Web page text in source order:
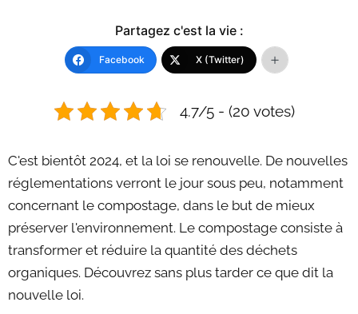
Partagez c'est la vie :
Facebook X (Twitter)
4.7/5 - (20 votes)
C'est bientôt 2024, et la loi se renouvelle. De nouvelles
réglementations verront le jour sous peu, notamment
concernant le compostage, dans le but de mieux
préserver l'environnement. Le compostage consiste à
transformer et réduire la quantité des déchets
organiques. Découvrez sans plus tarder ce que dit la
nouvelle loi.